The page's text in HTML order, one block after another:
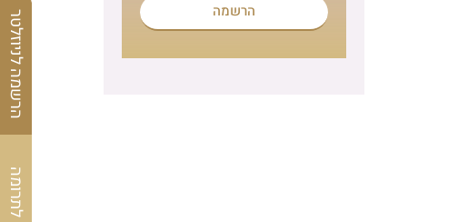
הרשמה הרשמה לניוזלטר
לתרומה